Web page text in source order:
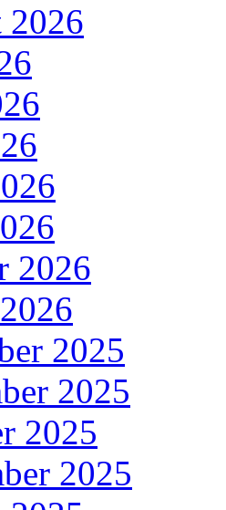
2026
2026
2025
2025
2025
2025